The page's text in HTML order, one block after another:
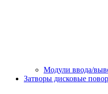
Модули ввода/
Затворы дисковые